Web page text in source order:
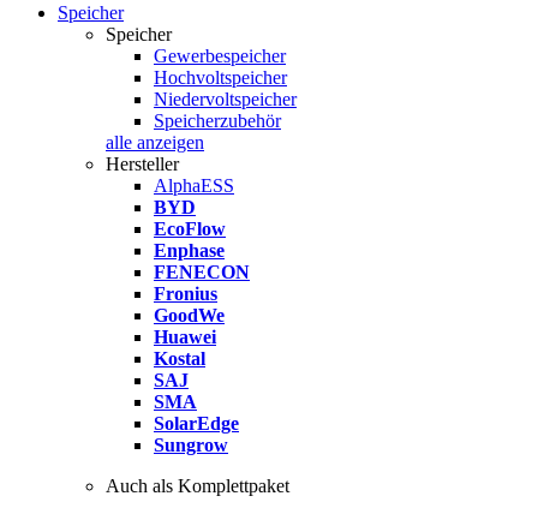
Speicher
Speicher
Gewerbespeicher
Hochvoltspeicher
Niedervoltspeicher
Speicherzubehör
alle anzeigen
Hersteller
AlphaESS
BYD
EcoFlow
Enphase
FENECON
Fronius
GoodWe
Huawei
Kostal
SAJ
SMA
SolarEdge
Sungrow
Auch als Komplettpaket